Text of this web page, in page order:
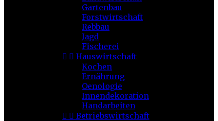
Gartenbau
Forstwirtschaft
Rebbau
Jagd
Fischerei
  Hauswirtschaft
Kochen
Ernährung
Oenologie
Innendekoration
Handarbeiten
  Betriebswirtschaft